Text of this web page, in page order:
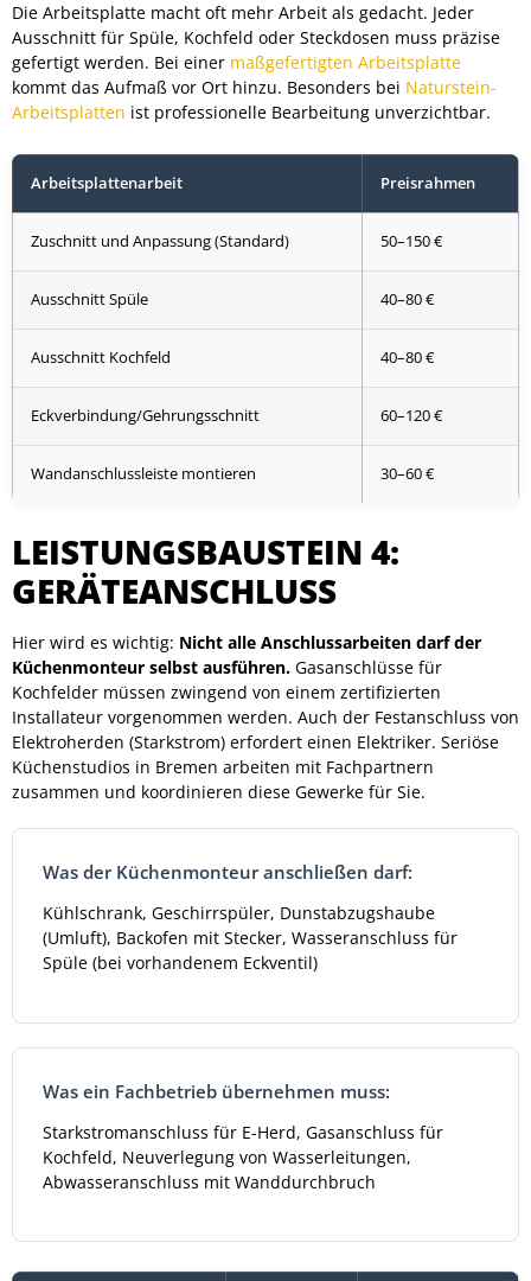
Die Arbeitsplatte macht oft mehr Arbeit als gedacht. Jeder
Ausschnitt für Spüle, Kochfeld oder Steckdosen muss präzise
gefertigt werden. Bei einer maßgefertigten Arbeitsplatte
kommt das Aufmaß vor Ort hinzu. Besonders bei Naturstein-
Arbeitsplatten ist professionelle Bearbeitung unverzichtbar.
Arbeitsplattenarbeit Preisrahmen
Zuschnitt und Anpassung (Standard) 50–150 €
Ausschnitt Spüle 40–80 €
Ausschnitt Kochfeld 40–80 €
Eckverbindung/Gehrungsschnitt 60–120 €
Wandanschlussleiste montieren 30–60 €
LEISTUNGSBAUSTEIN 4:
GERÄTEANSCHLUSS
Hier wird es wichtig: Nicht alle Anschlussarbeiten darf der
Küchenmonteur selbst ausführen. Gasanschlüsse für
Kochfelder müssen zwingend von einem zertifizierten
Installateur vorgenommen werden. Auch der Festanschluss von
Elektroherden (Starkstrom) erfordert einen Elektriker. Seriöse
Küchenstudios in Bremen arbeiten mit Fachpartnern
zusammen und koordinieren diese Gewerke für Sie.
Was der Küchenmonteur anschließen darf:
Kühlschrank, Geschirrspüler, Dunstabzugshaube
(Umluft), Backofen mit Stecker, Wasseranschluss für
Spüle (bei vorhandenem Eckventil)
Was ein Fachbetrieb übernehmen muss:
Starkstromanschluss für E-Herd, Gasanschluss für
Kochfeld, Neuverlegung von Wasserleitungen,
Abwasseranschluss mit Wanddurchbruch